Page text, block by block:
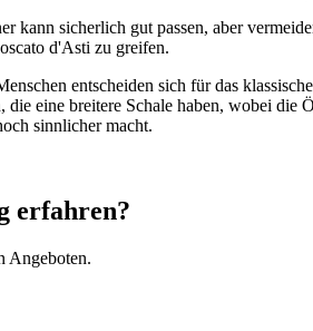
kann sicherlich gut passen, aber
d'Asti zu greifen.
entscheiden sich für das
eine breitere Schale haben, wobei
sinnlicher macht.
erfahren?
Angeboten.